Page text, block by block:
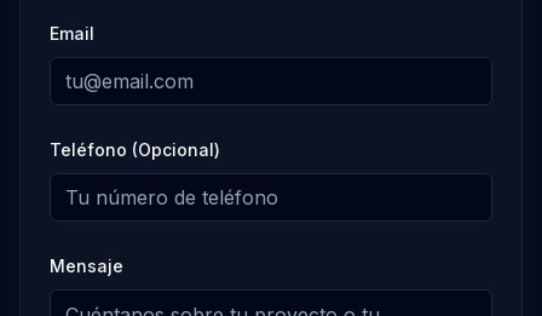
Email
Teléfono (Opcional)
Mensaje